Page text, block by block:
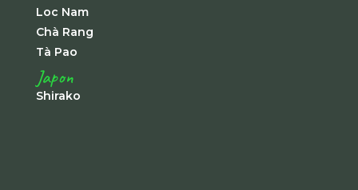
Loc Nam
Chà Rang
Tà Pao
Japon
Shirako